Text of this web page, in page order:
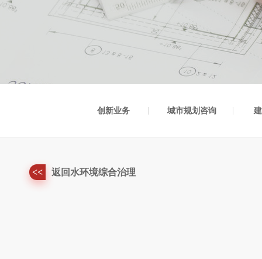
创新业务 城市规划咨询
<< 返回水环境综合治理